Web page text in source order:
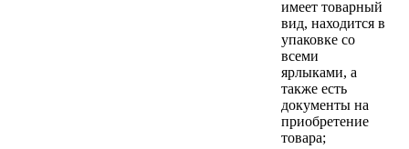
имеет товарный
вид, находится в
упаковке со
всеми
ярлыками, а
также есть
документы на
приобретение
товара;